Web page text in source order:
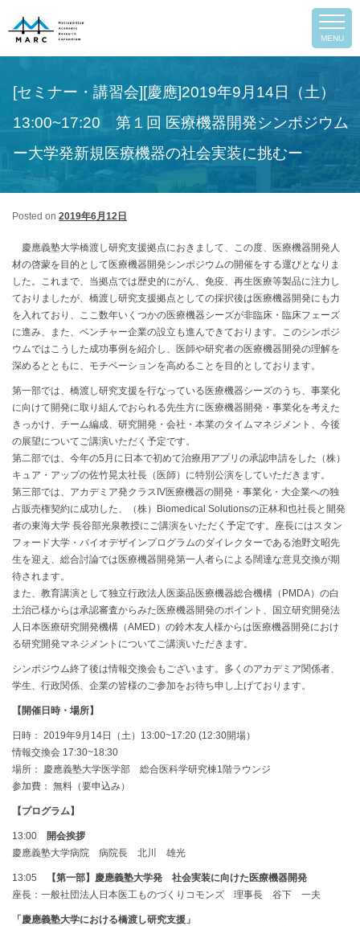
MENU
Post
Previous Next
[セミナー・講習会][慶應]2019年9月14日（土）
13:00~17:20 第１回 医療機器開発シンポジウム
ー大学発新規医療機器の社会実装に挑むー
Posted on 2019年6月12日
慶應義塾大学橋渡し研究支援拠点におきまして、この度、医療機器開発人
材の啓蒙を目的として医療機器開発シンポジウムの開催をする運びとなりま
した。これまで、当拠点では歴史的にがん、免疫、再生医療等製品に注力し
ておりましたが、橋渡し研究支援拠点としての採択後は医療機器開発にも力
を入れており、ここ数年いくつかの医療機器シーズが非臨床・臨床フェーズ
に進み、また、ベンチャー企業の設立も進んできております。このシンポジ
ウムではこうした成功事例を紹介し、医師や研究者の医療機器開発の理解を
深めるとともに、モチベーションを高めることを目的としております。
第一部では、橋渡し研究支援を行なっている医療機器シーズのうち、事業化
に向けて開発に取り組んでおられる先生方に医療機器開発・事業化を考えた
きっかけ、チーム編成、研究開発・会社・本業のタイムマネジメント、今後
の展望についてご講演いただく予定です。
第二部では、今年の5月に日本で初めて治療用アプリの承認申請をした（株）
キュア・アップの佐竹晃太社長（医師）に特別公演をしていただきます。
第三部では、アカデミア発クラスIV医療機器の開発・事業化・大企業への独
占販売権契約に成功した、（株）Biomedical Solutionsの正林和也社長と開発
者の東海大学 長谷部光泉教授にご講演をいただく予定です。座長にはスタン
フォード大学・バイオデザインプログラムのダイレクターである池野文昭先
生を迎え、総合討論では医療機器開発第一人者らによる闊達な意見交換が期
待されます。
また、教育講演として独立行政法人医薬品医療機器総合機構（PMDA）の白
土治己様からは承認審査からみた医療機器開発のポイント、国立研究開発法
人日本医療研究開発機構（AMED）の鈴木友人様からは医療機器開発におけ
る研究開発マネジメントについてご講演いただきます。
シンポジウム終了後は情報交換会もございます。多くのアカデミア関係者、
学生、行政関係、企業の皆様のご参加をお待ち申し上げております。
【開催日時・場所】
日時： 2019年9月14日（土）13:00~17:20 (12:30開場）
情報交換会 17:30~18:30
場所： 慶應義塾大学医学部 総合医科学研究棟1階ラウンジ
参加費： 無料（要申込み）
【プログラム】
13:00
開会挨拶
慶應義塾大学病院 病院長 北川 雄光
13:05
【第一部】慶應義塾大学発 社会実装に向けた医療機器開発
座長：一般社団法人日本医工ものづくりコモンズ 理事長 谷下 一夫
「慶應義塾大学における橋渡し研究支援」